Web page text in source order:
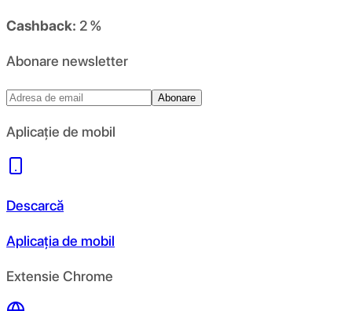
Cashback: 2 %
Abonare newsletter
Abonare
Aplicație de mobil
Descarcă
Aplicația de mobil
Extensie Chrome